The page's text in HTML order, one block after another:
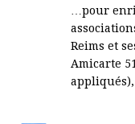
…pour
Reims et
Amicarte
appliqués),